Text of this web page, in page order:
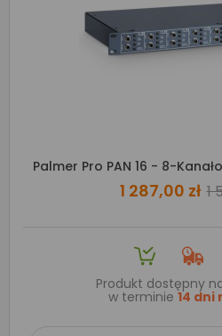
Palmer Pro PAN 16 - 8-
1 287,00 zł 1
Produkt dostępny
w terminie 14 dni